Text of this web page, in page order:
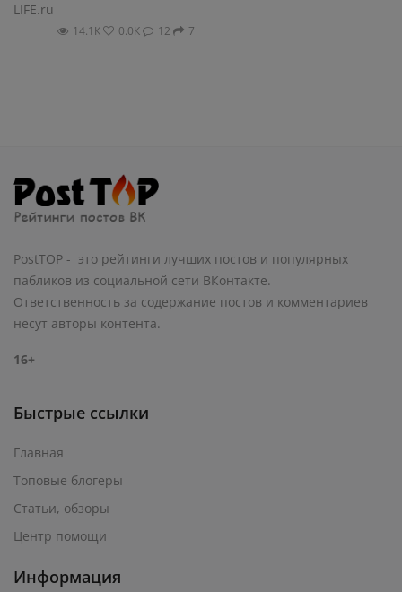
LIFE.ru
14.1К 0.0К 12 7
PostTOP - это рейтинги лучших постов и популярных
пабликов из социальной сети ВКонтакте.
Ответственность за содержание постов и комментариев
несут авторы контента.
16+
Быстрые ссылки
Главная
Топовые блогеры
Статьи, обзоры
Центр помощи
Информация